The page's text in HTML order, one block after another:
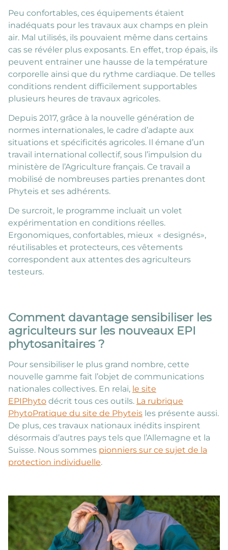
Peu confortables, ces équipements étaient
inadéquats pour les travaux aux champs en plein
air. Mal utilisés, ils pouvaient même dans certains
cas se révéler plus exposants. En effet, trop épais, ils
peuvent entrainer une hausse de la température
corporelle ainsi que du rythme cardiaque. De telles
conditions rendent difficilement supportables
plusieurs heures de travaux agricoles.
Depuis 2017, grâce à la nouvelle génération de
normes internationales, le cadre d’adapte aux
situations et spécificités agricoles. Il émane d’un
travail international collectif, sous l’impulsion du
ministère de l’Agriculture français. Ce travail a
mobilisé de nombreuses parties prenantes dont
Phyteis et ses adhérents.
De surcroit, le programme incluait un volet
expérimentation en conditions réelles.
Ergonomiques, confortables, mieux « designés»,
réutilisables et protecteurs, ces vêtements
correspondent aux attentes des agriculteurs
testeurs.
Comment davantage sensibiliser les
agriculteurs sur les nouveaux EPI
phytosanitaires ?
Pour sensibiliser le plus grand nombre, cette
nouvelle gamme fait l’objet de communications
nationales collectives. En relai, le site
EPIPhyto décrit tous ces outils. La rubrique
PhytoPratique du site de Phyteis les présente aussi.
De plus, ces travaux nationaux inédits inspirent
désormais d’autres pays tels que l’Allemagne et la
Suisse. Nous sommes pionniers sur ce sujet de la
protection individuelle.